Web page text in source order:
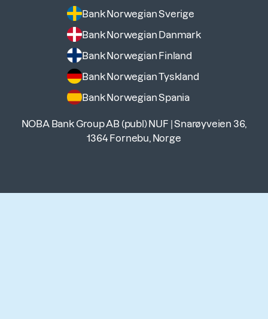
Bank Norwegian Sverige
Bank Norwegian Danmark
Bank Norwegian Finland
Bank Norwegian Tyskland
Bank Norwegian Spania
NOBA Bank Group AB (publ) NUF |Snarøyveien 36,
1364 Fornebu, Norge